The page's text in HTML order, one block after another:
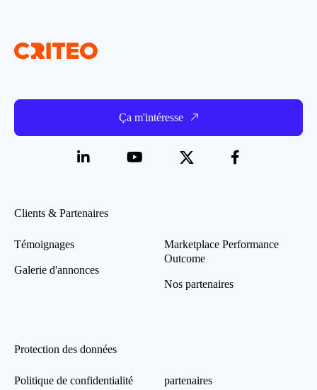
Ça m'intéresse
Clients & Partenaires
Témoignages
Galerie d'annonces
Marketplace Performance
Outcome
Nos partenaires
Protection des données
Politique de confidentialité partenaires